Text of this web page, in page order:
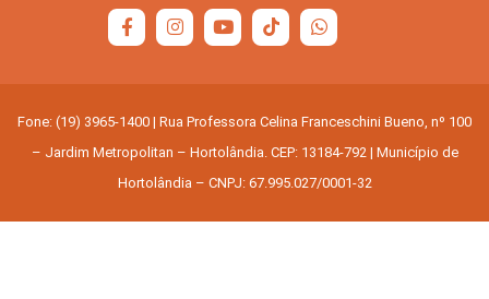
Fone: (19) 3965-1400 | Rua Professora Celina Franceschini Bueno, nº 100
– Jardim Metropolitan – Hortolândia. CEP: 13184-792 | Município de
Hortolândia – CNPJ: 67.995.027/0001-32